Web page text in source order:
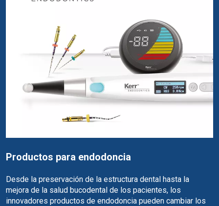
Productos para endodoncia
Desde la preservación de la estructura dental hasta la
mejora de la salud bucodental de los pacientes, los
innovadores productos de endodoncia pueden cambiar los